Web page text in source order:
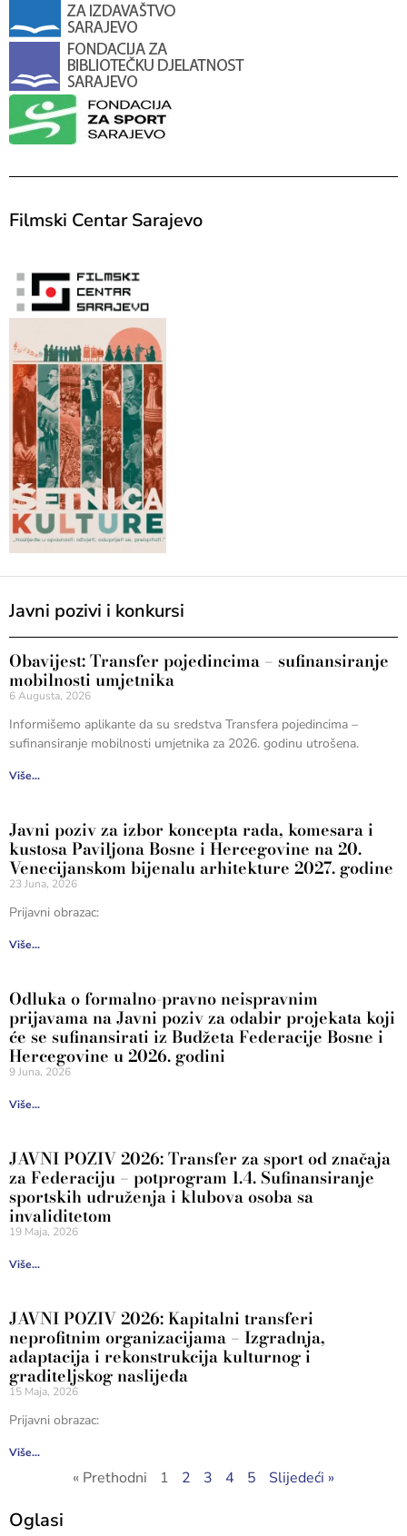
Filmski Centar Sarajevo
Javni pozivi i konkursi
Obavijest: Transfer pojedincima – sufinansiranje
mobilnosti umjetnika
6 Augusta, 2026
Informišemo aplikante da su sredstva Transfera pojedincima –
sufinansiranje mobilnosti umjetnika za 2026. godinu utrošena.
Više...
Javni poziv za izbor koncepta rada, komesara i
kustosa Paviljona Bosne i Hercegovine na 20.
Venecijanskom bijenalu arhitekture 2027. godine
23 Juna, 2026
Prijavni obrazac:
Više...
Odluka o formalno-pravno neispravnim
prijavama na Javni poziv za odabir projekata koji
će se sufinansirati iz Budžeta Federacije Bosne i
Hercegovine u 2026. godini
9 Juna, 2026
Više...
JAVNI POZIV 2026: Transfer za sport od značaja
za Federaciju – potprogram 1.4. Sufinansiranje
sportskih udruženja i klubova osoba sa
invaliditetom
19 Maja, 2026
Više...
JAVNI POZIV 2026: Kapitalni transferi
neprofitnim organizacijama – Izgradnja,
adaptacija i rekonstrukcija kulturnog i
graditeljskog naslijeđa
15 Maja, 2026
Prijavni obrazac:
Više...
« Prethodni 1 2 3 4 5 Slijedeći »
Oglasi